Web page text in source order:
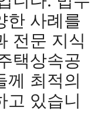
한 사례를
전문 지식
택상속공
께 최적의
고 있습니